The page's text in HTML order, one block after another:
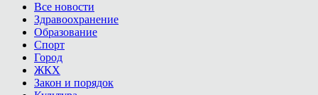
Все новости
Здравоохранение
Образование
Спорт
Город
ЖКХ
Закон и порядок